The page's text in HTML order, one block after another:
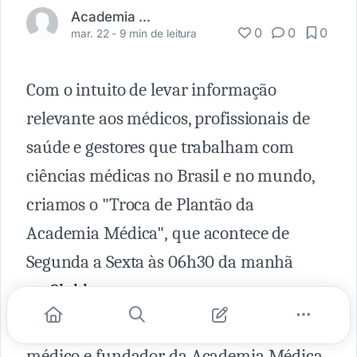
Academia Médica
mar. 22 - 9 min de leitura 0 0 0
Com o intuito de levar informação
relevante aos médicos, profissionais de
saúde e gestores que trabalham com
ciências médicas no Brasil e no mundo,
criamos o "Troca de Plantão da
Academia Médica", que acontece de
Segunda a Sexta às 06h30 da manhã
noClubhouse.
Comandado por
Fernando Carbonieri